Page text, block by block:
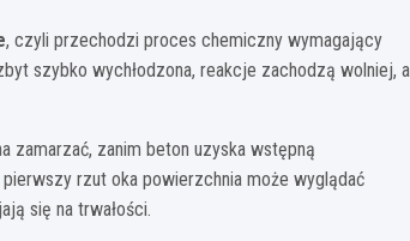
, czyli przechodzi proces chemiczny wymagający
szybko wychłodzona, reakcje zachodzą wolniej, a
zamarzać, zanim beton uzyska wstępną
rzut oka powierzchnia może wyglądać
się na trwałości.